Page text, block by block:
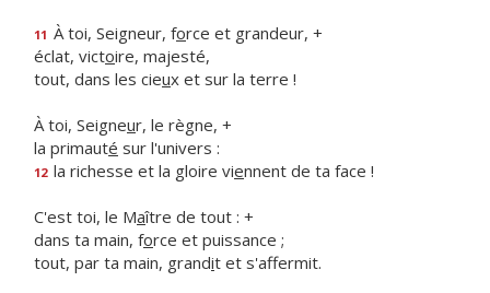
11 À toi, Seigneur, force et grandeur, +
éclat, victoire, majesté,
tout, dans les cieux et sur la terre !
À toi, Seigneur, le règne, +
la primauté sur l'univers :
12 la richesse et la gloire viennent de ta face !
C'est toi, le Maître de tout : +
dans ta main, force et puissance ;
tout, par ta main, grandit et s'affermit.